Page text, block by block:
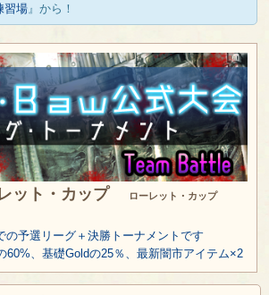
習場』から！
ット・カップ ローレット・カップ
の予選リーグ＋決勝トーナメントです
60%、基礎Goldの25％、最新闇市アイテム×2